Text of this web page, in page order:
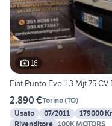
16
Fiat Punto Evo 1.3 Mjt 75
2.890 €Torino(TO)
Usato
07/2011 179000
Rivenditore 100K MOTORS